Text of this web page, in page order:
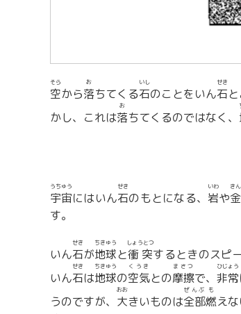
空
そら
から落
お
ちてくる石
いし
のことをいん石
せき
かし、これは落
お
ちてくるのではなく、
宇宙
うちゅう
にはいん石
せき
のもとになる、 岩
いわ
や
き
す。
いん石
せき
が地球
ちきゅう
と衝突
しょうとつ
するときのスピ
いん石
せき
は地球
ちきゅう
の空気
くうき
との摩擦
まさつ
で、 非常
ひじょう
うのですが、 大
おお
きいものは全部
ぜんぶ
燃
も
え